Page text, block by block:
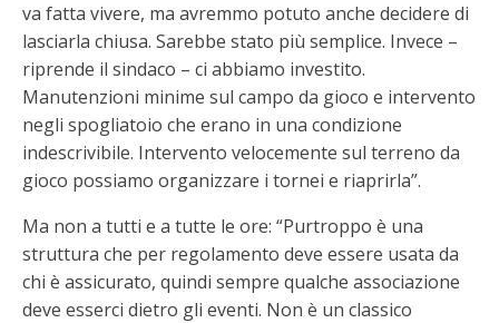
va fatta vivere, ma avremmo potuto anche decidere di
lasciarla chiusa. Sarebbe stato più semplice. Invece –
riprende il sindaco – ci abbiamo investito.
Manutenzioni minime sul campo da gioco e intervento
negli spogliatoio che erano in una condizione
indescrivibile. Intervento velocemente sul terreno da
gioco possiamo organizzare i tornei e riaprirla”.
Ma non a tutti e a tutte le ore: “Purtroppo è una
struttura che per regolamento deve essere usata da
chi è assicurato, quindi sempre qualche associazione
deve esserci dietro gli eventi. Non è un classico